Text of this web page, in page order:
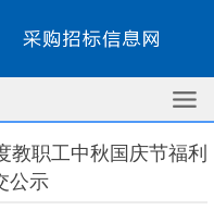
教职工中秋国庆节福利
公示